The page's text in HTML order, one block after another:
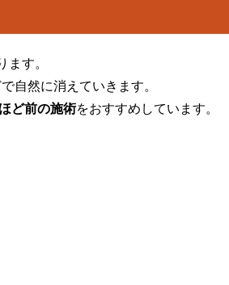
す。
自然に消えていきます。
ど前の施術をおすすめしています。